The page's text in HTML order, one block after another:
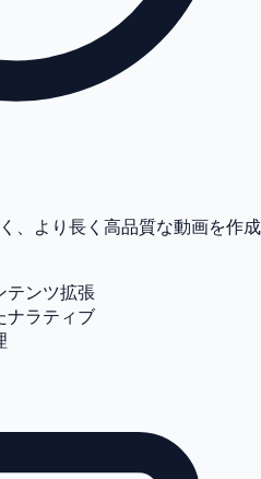
、より長く高品質な動画を作成
テンツ拡張
ナラティブ